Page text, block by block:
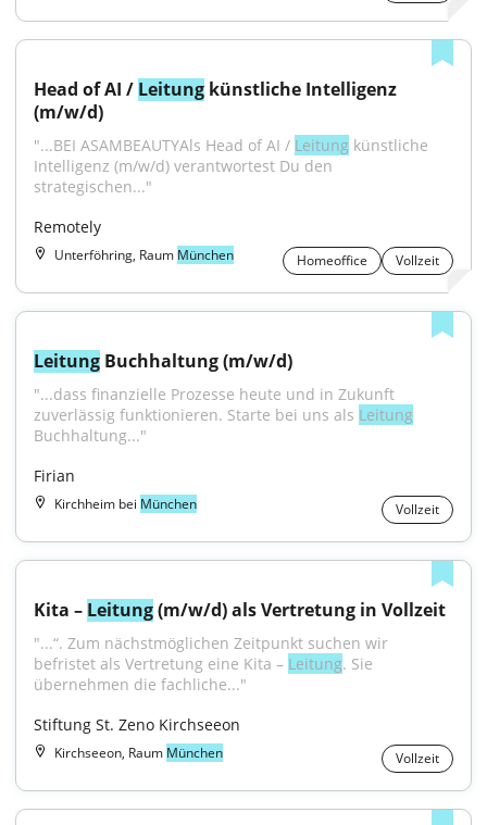
Head of AI / Leitung künstliche Intelligenz
(m/w/d)
"...BEI ASAMBEAUTYAls Head of AI / Leitung künstliche
Intelligenz (m/w/d) verantwortest Du den
strategischen..."
Remotely
Unterföhring, Raum München Homeoffice Vollzeit
Leitung Buchhaltung (m/w/d)
"...dass finanzielle Prozesse heute und in Zukunft
zuverlässig funktionieren. Starte bei uns als Leitung
Buchhaltung..."
Firian
Kirchheim bei München Vollzeit
Kita – Leitung (m/w/d) als Vertretung in Vollzeit
"...“. Zum nächstmöglichen Zeitpunkt suchen wir
befristet als Vertretung eine Kita – Leitung. Sie
übernehmen die fachliche..."
Stiftung St. Zeno Kirchseeon
Kirchseeon, Raum München Vollzeit